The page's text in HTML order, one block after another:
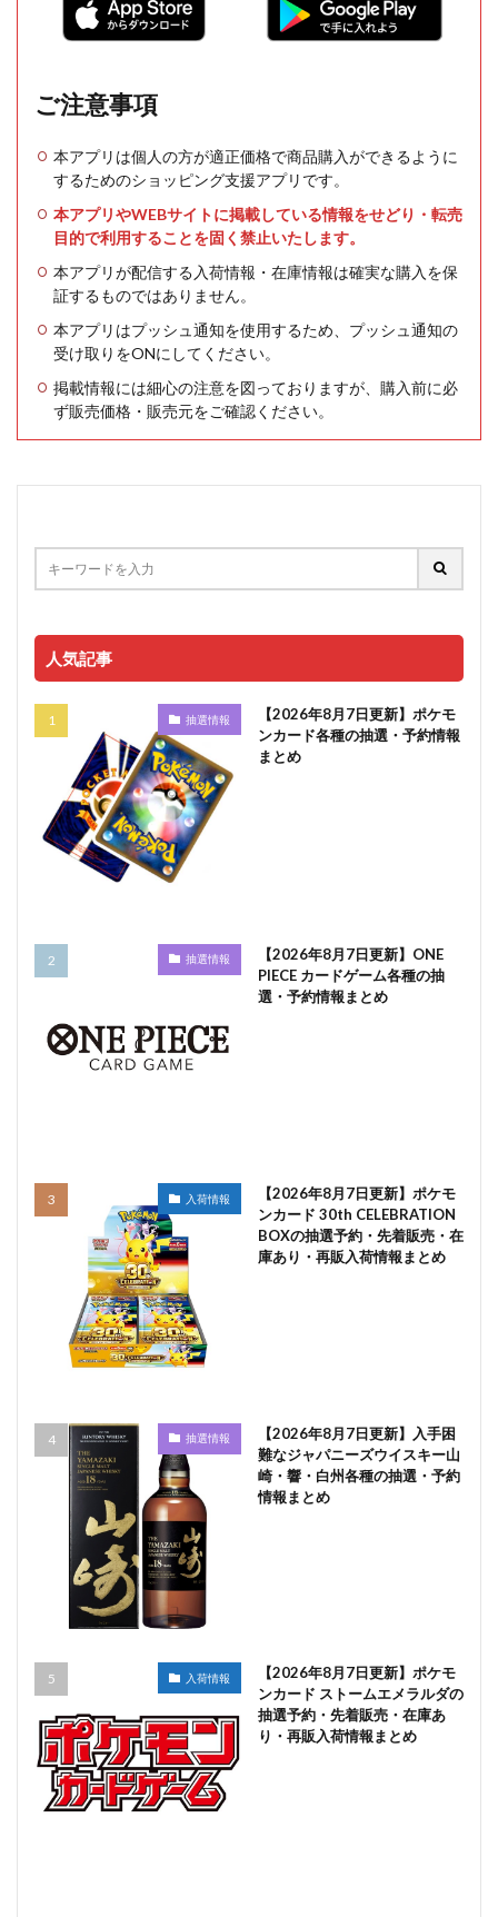
ご注意事項
本アプリは個人の方が適正価格で商品購入ができるように
するためのショッピング支援アプリです。
本アプリやWEBサイトに掲載している情報をせどり・転売
目的で利用することを固く禁止いたします。
本アプリが配信する入荷情報・在庫情報は確実な購入を保
証するものではありません。
本アプリはプッシュ通知を使用するため、プッシュ通知の
受け取りをONにしてください。
掲載情報には細心の注意を図っておりますが、購入前に必
ず販売価格・販売元をご確認ください。
人気記事
抽選情報
【2026年8月7日更新】ポケモ
ンカード各種の抽選・予約情報
まとめ
抽選情報
【2026年8月7日更新】ONE
PIECE カードゲーム各種の抽
選・予約情報まとめ
入荷情報
【2026年8月7日更新】ポケモ
ンカード 30th CELEBRATION
BOXの抽選予約・先着販売・在
庫あり・再販入荷情報まとめ
抽選情報
【2026年8月7日更新】入手困
難なジャパニーズウイスキー山
崎・響・白州各種の抽選・予約
情報まとめ
入荷情報
【2026年8月7日更新】ポケモ
ンカード ストームエメラルダの
抽選予約・先着販売・在庫あ
り・再販入荷情報まとめ